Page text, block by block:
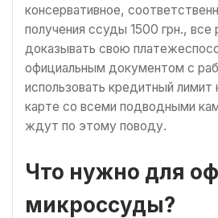
консервативное,
получения ссуды 1500 грн.,
доказывать свою
официальным документом с
использовать кредитный лимит
карте со всеми подводными
ждут по этому поводу.
Что нужно для
микроссуды?